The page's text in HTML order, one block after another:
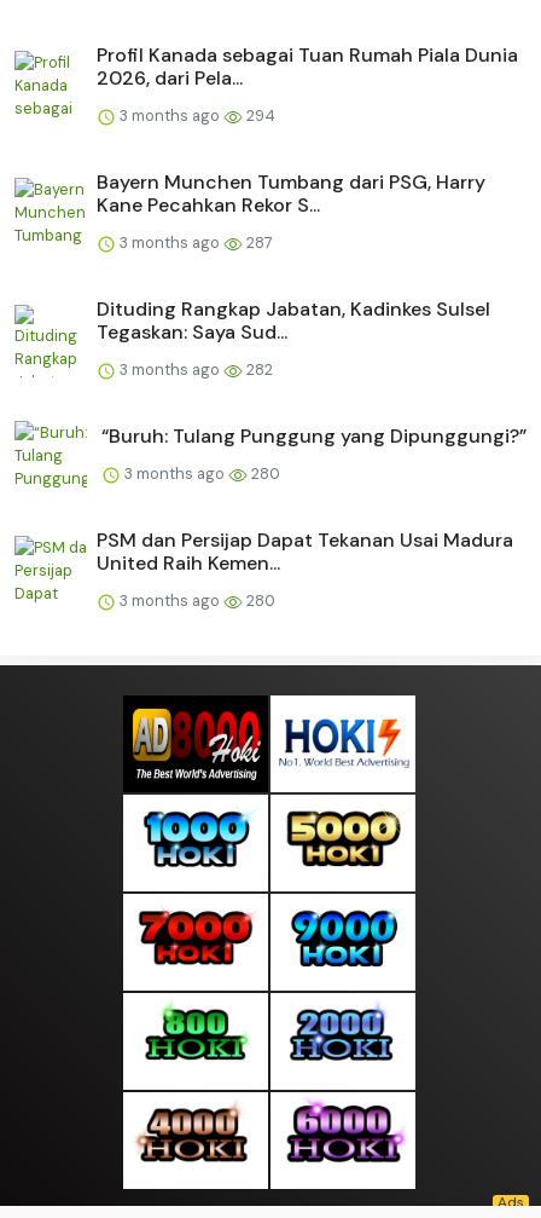
Profil Kanada sebagai Tuan Rumah Piala Dunia
2026, dari Pela...
3 months ago 294
Bayern Munchen Tumbang dari PSG, Harry
Kane Pecahkan Rekor S...
3 months ago 287
Dituding Rangkap Jabatan, Kadinkes Sulsel
Tegaskan: Saya Sud...
3 months ago 282
“Buruh: Tulang Punggung yang Dipunggungi?”
3 months ago 280
PSM dan Persijap Dapat Tekanan Usai Madura
United Raih Kemen...
3 months ago 280